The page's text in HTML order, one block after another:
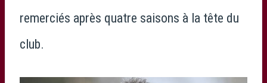
remerciés après quatre saisons à la tête du
club.